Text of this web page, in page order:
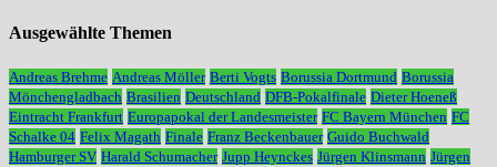
Ausgewählte Themen
Andreas Brehme Andreas Möller Berti Vogts Borussia Dortmund Borussia
Mönchengladbach Brasilien Deutschland DFB-Pokalfinale Dieter Hoeneß
Eintracht Frankfurt Europapokal der Landesmeister FC Bayern München FC
Schalke 04 Felix Magath Finale Franz Beckenbauer Guido Buchwald
Hamburger SV Harald Schumacher Jupp Heynckes Jürgen Klinsmann Jürgen